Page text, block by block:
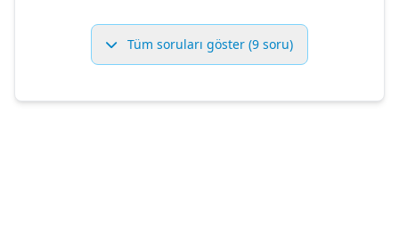
Tüm soruları göster (9 soru)